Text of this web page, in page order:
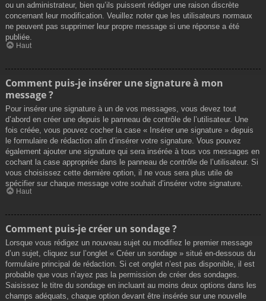
ou un administrateur, bien qu’ils puissent rédiger une raison discrète
concernant leur modification. Veuillez noter que les utilisateurs normaux
ne peuvent pas supprimer leur propre message si une réponse a été
publiée.
Haut
Comment puis-je insérer une signature à mon
message ?
Pour insérer une signature à un de vos messages, vous devez tout
d’abord en créer une depuis le panneau de contrôle de l’utilisateur. Une
fois créée, vous pouvez cocher la case « Insérer une signature » depuis
le formulaire de rédaction afin d’insérer votre signature. Vous pouvez
également ajouter une signature qui sera insérée à tous vos messages en
cochant la case appropriée dans le panneau de contrôle de l’utilisateur. Si
vous choisissez cette dernière option, il ne vous sera plus utile de
spécifier sur chaque message votre souhait d’insérer votre signature.
Haut
Comment puis-je créer un sondage ?
Lorsque vous rédigez un nouveau sujet ou modifiez le premier message
d’un sujet, cliquez sur l’onglet « Créer un sondage » situé en-dessous du
formulaire principal de rédaction. Si cet onglet n’est pas disponible, il est
probable que vous n’ayez pas la permission de créer des sondages.
Saisissez le titre du sondage en incluant au moins deux options dans les
champs adéquats, chaque option devant être insérée sur une nouvelle